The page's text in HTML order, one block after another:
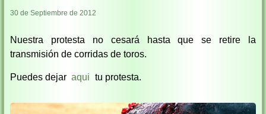
30 de Septiembre de 2012
Nuestra protesta no cesará hasta que se retire la
transmisión de corridas de toros.
Puedes dejar aqui tu protesta.